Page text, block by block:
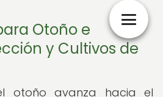
Otoño e
y Cultivos de
otoño avanza hacia el